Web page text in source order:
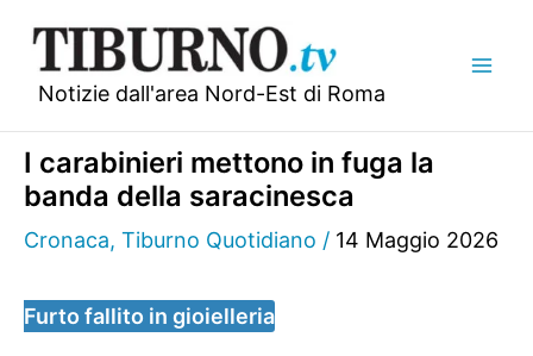
contenuto
Notizie dall'area Nord-Est di Roma
I carabinieri mettono in fuga la
banda della saracinesca
Cronaca, Tiburno Quotidiano / 14 Maggio 2026
Furto fallito in gioielleria